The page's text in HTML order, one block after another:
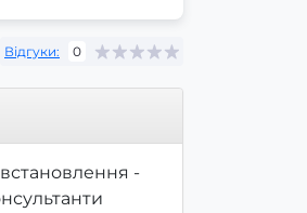
Відгуки: 0
-